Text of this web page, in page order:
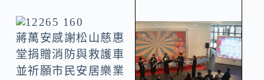
蔣萬安感謝松山慈惠
堂捐贈消防與救護車
並祈願市民安居樂業